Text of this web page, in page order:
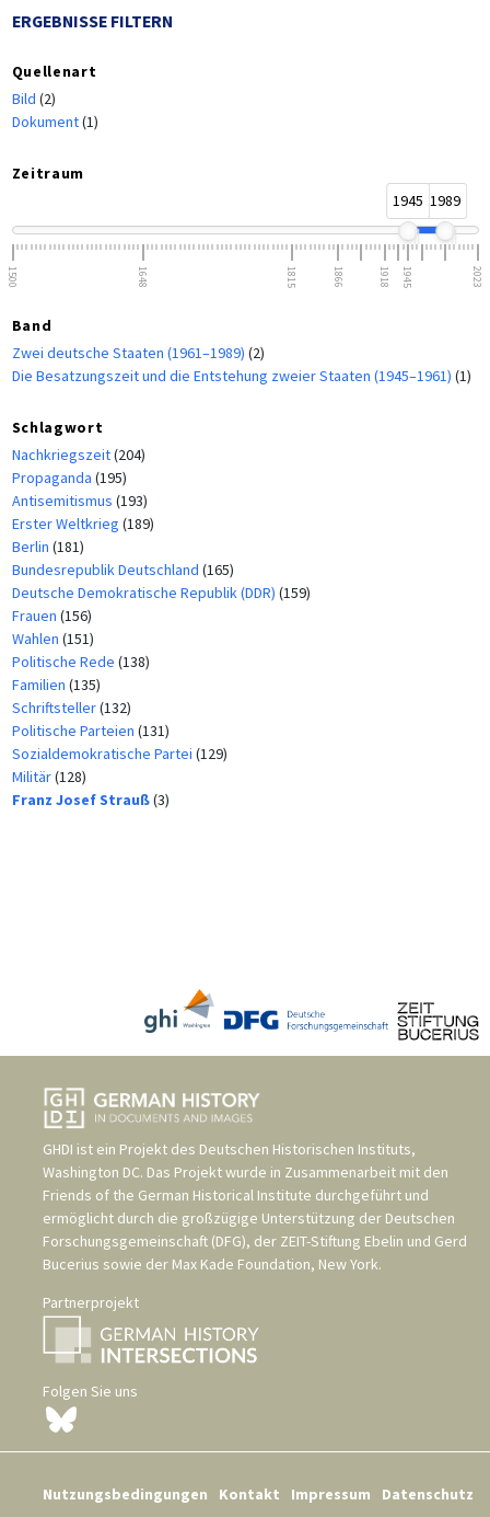
ERGEBNISSE FILTERN
Quellenart
Bild (2)
Dokument(1)
Zeitraum
1945 1989
1500 1648 1815 1866 1918 1945 2023
Band
Zwei deutsche Staaten (1961–1989) (2)
Die Besatzungszeit und die Entstehung zweier Staaten (1945–1961) (1)
Schlagwort
Nachkriegszeit(204)
Propaganda (195)
Antisemitismus (193)
Erster Weltkrieg (189)
Berlin (181)
Bundesrepublik Deutschland (165)
Deutsche Demokratische Republik (DDR) (159)
Frauen (156)
Wahlen (151)
Politische Rede (138)
Familien (135)
Schriftsteller(132)
Politische Parteien (131)
Sozialdemokratische Partei (129)
Militär(128)
Franz Josef Strauß(3)
GHDI ist ein Projekt des Deutschen Historischen Instituts,
Washington DC. Das Projekt wurde in Zusammenarbeit mit den
Friends of the German Historical Institute durchgeführt und
ermöglicht durch die großzügige Unterstützung der Deutschen
Forschungsgemeinschaft (DFG), der ZEIT-Stiftung Ebelin und Gerd
Bucerius sowie der Max Kade Foundation, New York.
Partnerprojekt
Folgen Sie uns
Nutzungsbedingungen Kontakt Impressum Datenschutz